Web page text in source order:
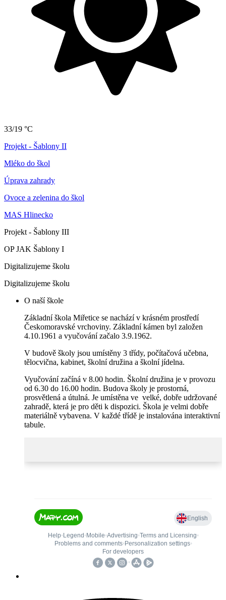
33/19 °C
Projekt - Šablony II
Mléko do škol
Úprava zahrady
Ovoce a zelenina do škol
MAS Hlinecko
Projekt - Šablony III
OP JAK Šablony I
Digitalizujeme školu
Digitalizujeme školu
O naší škole
Základní škola Miřetice se nachází v krásném prostředí
Českomoravské vrchoviny. Základní kámen byl založen
4.10.1961 a vyučování začalo 3.9.1962.
V budově školy jsou umístěny 3 třídy, počítačová učebna,
tělocvična, kabinet, školní družina a školní jídelna.
Vyučování začíná v 8.00 hodin. Školní družina je v provozu
od 6.30 do 16.00 hodin. Budova školy je prostorná,
prosvětlená a útulná. Je umístěna ve velké, dobře udržované
zahradě, která je pro děti k dispozici. Škola je velmi dobře
materiálně vybavena. V každé třídě je instalována interaktivní
tabule.